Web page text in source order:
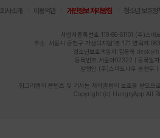
회사소개 이용약관 개인정보 처리방침 청소년 보호정
사업자등록번호:119-86-61101 (주)스마
주소: 서울시 금천구 가산디지털1로 171 연락처
청소년보호책임자:김동욱
등록번호:서울아02322 | 등록일
발행인:(주)스마트나우 송현두 |
헝그리앱의 콘텐츠 및 기사는 저작권법의 보호를 받으므
Copyright (c) HungryApp All